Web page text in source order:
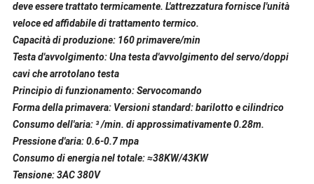
deve essere trattato termicamente. L'attrezzatura fornisce l'unità
veloce ed affidabile di trattamento termico.
Capacità di produzione: 160 primavere/min
Testa d'avvolgimento: Una testa d'avvolgimento del servo/doppi
cavi che arrotolano testa
Principio di funzionamento: Servocomando
Forma della primavera: Versioni standard: barilotto e cilindrico
Consumo dell'aria: ³ /min. di approssimativamente 0.28m.
Pressione d'aria: 0.6-0.7 mpa
Consumo di energia nel totale: ≈38KW/43KW
Tensione: 3AC 380V